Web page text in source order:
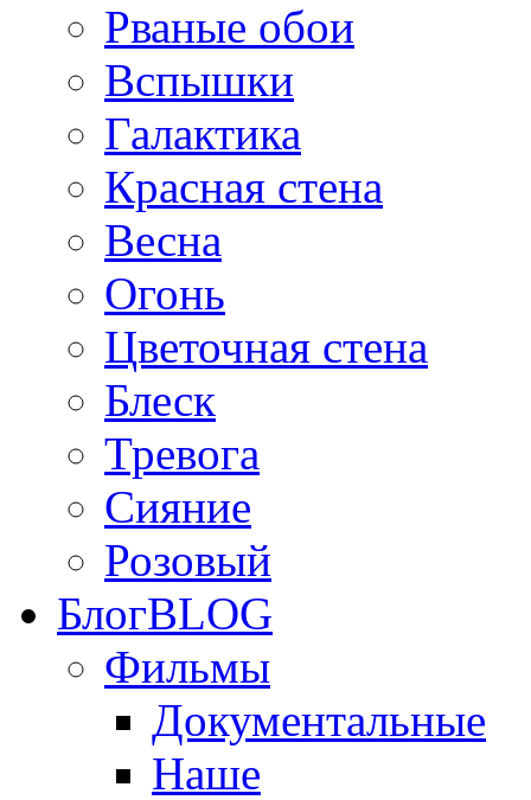
Рваные обои
Вспышки
Галактика
Красная стена
Весна
Огонь
Цветочная стена
Блеск
Тревога
Сияние
Розовый
БлогBLOG
Фильмы
Документальные
Наше